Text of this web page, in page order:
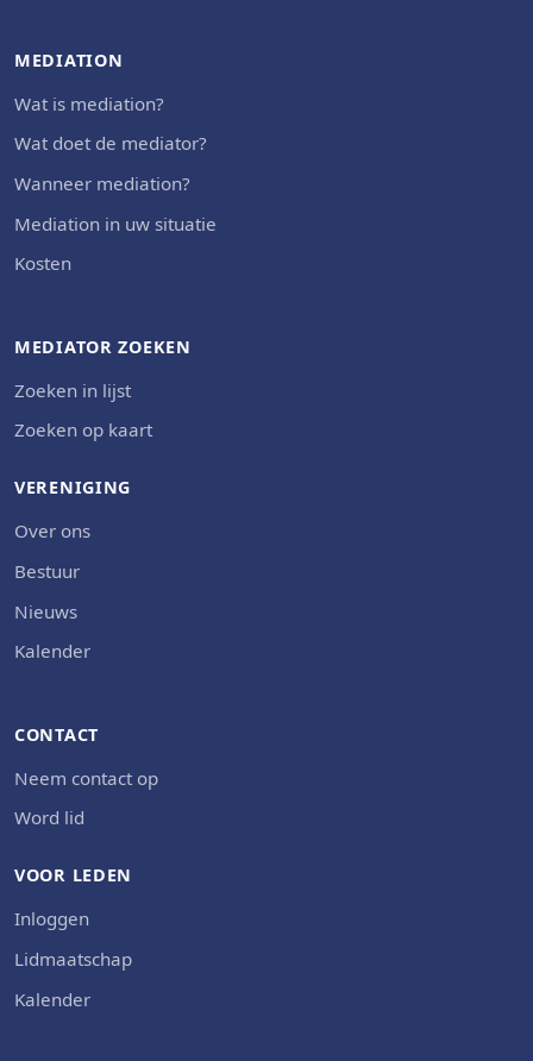
MEDIATION
Wat is mediation?
Wat doet de mediator?
Wanneer mediation?
Mediation in uw situatie
Kosten
MEDIATOR ZOEKEN
Zoeken in lijst
Zoeken op kaart
VERENIGING
Over ons
Bestuur
Nieuws
Kalender
CONTACT
Neem contact op
Word lid
VOOR LEDEN
Inloggen
Lidmaatschap
Kalender